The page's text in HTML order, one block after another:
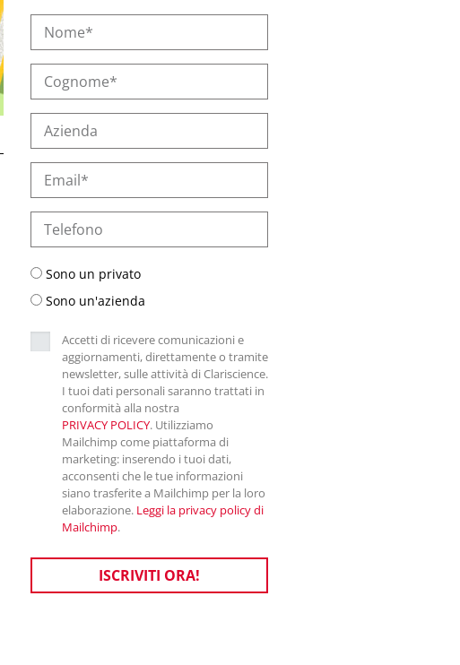
Sono un privato
Sono un'azienda
Accetti di ricevere comunicazioni e
aggiornamenti, direttamente o tramite
newsletter, sulle attività di Clariscience.
I tuoi dati personali saranno trattati in
conformità alla nostra
PRIVACY POLICY. Utilizziamo
Mailchimp come piattaforma di
marketing: inserendo i tuoi dati,
acconsenti che le tue informazioni
siano trasferite a Mailchimp per la loro
elaborazione. Leggi la privacy policy di
Mailchimp.
ISCRIVITI ORA!